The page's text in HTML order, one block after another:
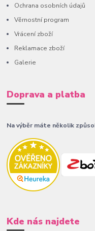
Ochrana osobních údajů
Věrnostní program
Vrácení zboží
Reklamace zboží
Galerie
Doprava a platba
Na výběr máte několik
Kde nás najdete